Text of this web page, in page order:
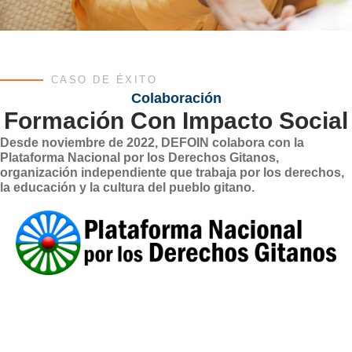
CASO DE ÉXITO
Colaboración
Formación Con Impacto Social
Desde noviembre de 2022, DEFOIN colabora con la
Plataforma Nacional por los Derechos Gitanos,
organización independiente que trabaja por los derechos,
la educación y la cultura del pueblo gitano.